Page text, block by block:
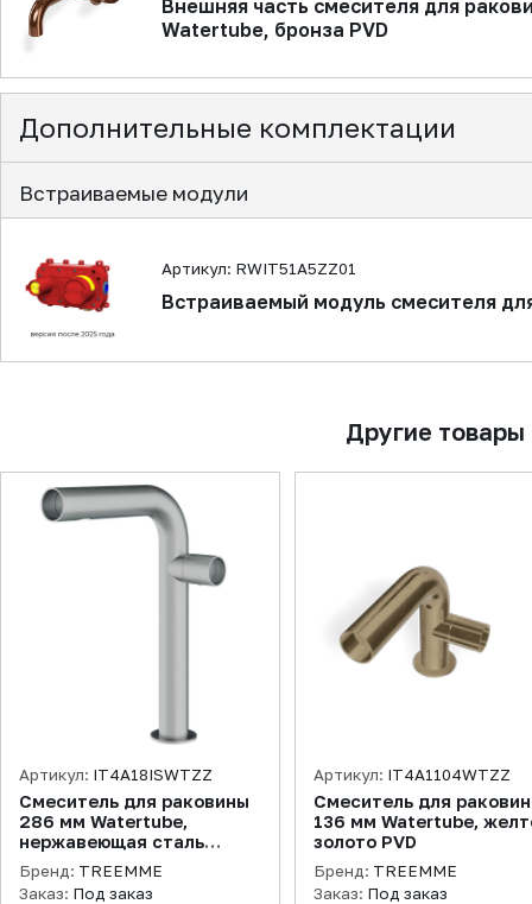
Внешняя часть смесителя для
Watertube, бронза PVD
Дополнительные комплектации
Встраиваемые модули
Артикул: RWIT51A5ZZ01
Встраиваемый модуль смесителя
Другие товары
Артикул: IT4A18ISWTZZ
Смеситель для раковины
286 мм Watertube,
нержавеющая сталь
брашированная
Бренд: TREEMME
Заказ: Под заказ
Артикул: IT4A1104WTZZ
Смеситель для
136 мм Watertube,
золото PVD
Бренд: TREEMME
Заказ: Под заказ